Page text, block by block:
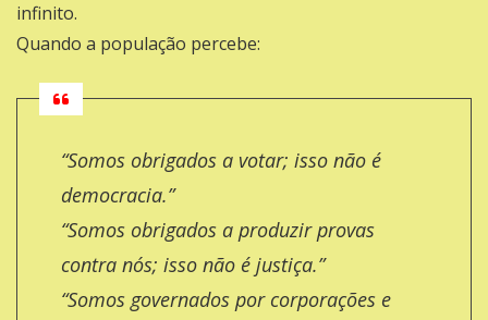
infinito.
Quando a população percebe:
“Somos obrigados a votar; isso não é
democracia.”
“Somos obrigados a produzir provas
contra nós; isso não é justiça.”
“Somos governados por corporações e